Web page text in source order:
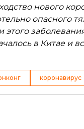
нового
опасного
этого
в Китае и
коронавирус